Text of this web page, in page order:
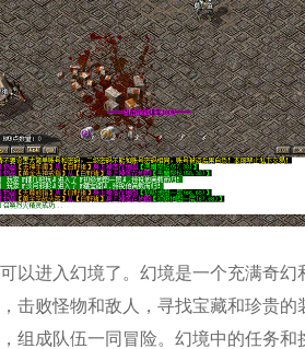
以进入幻境了。幻境是一个充满奇幻
击败怪物和敌人，寻找宝藏和珍贵的
组成队伍一同冒险。幻境中的任务和